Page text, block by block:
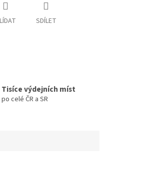
SDÍLET
Tisíce výdejních míst
po celé ČR a SR